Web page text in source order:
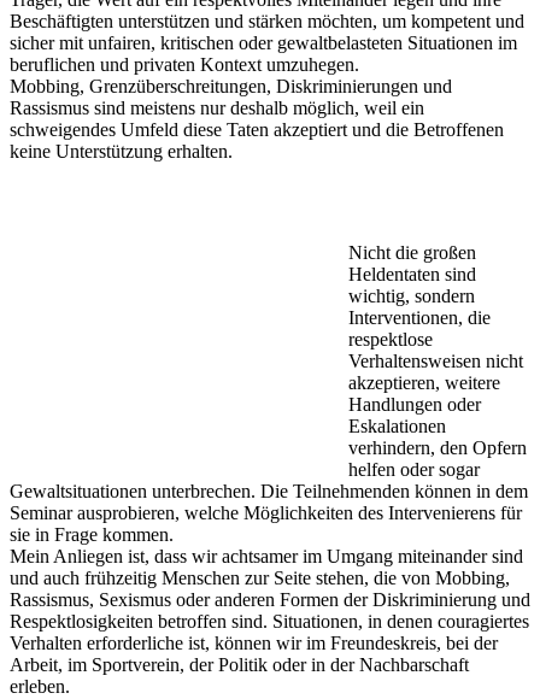
Beschäftigten unterstützen und stärken möchten, um kompetent und
sicher mit unfairen, kritischen oder gewaltbelasteten Situationen im
beruflichen und privaten Kontext umzuhegen.
Mobbing, Grenzüberschreitungen, Diskriminierungen und
Rassismus sind meistens nur deshalb möglich, weil ein
schweigendes Umfeld diese Taten akzeptiert und die Betroffenen
keine Unterstützung erhalten.
Nicht die großen
Heldentaten sind
wichtig, sondern
Interventionen, die
respektlose
Verhaltensweisen nicht
akzeptieren, weitere
Handlungen oder
Eskalationen
verhindern, den Opfern
helfen oder sogar
Gewaltsituationen unterbrechen. Die Teilnehmenden können in dem
Seminar ausprobieren, welche Möglichkeiten des Intervenierens für
sie in Frage kommen.
Mein Anliegen ist, dass wir achtsamer im Umgang miteinander sind
und auch frühzeitig Menschen zur Seite stehen, die von Mobbing,
Rassismus, Sexismus oder anderen Formen der Diskriminierung und
Respektlosigkeiten betroffen sind. Situationen, in denen couragiertes
Verhalten erforderliche ist, können wir im Freundeskreis, bei der
Arbeit, im Sportverein, der Politik oder in der Nachbarschaft
erleben.